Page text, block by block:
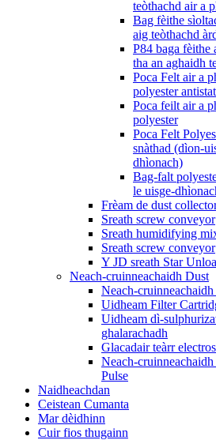
teòthachd air a
Bag fèithe
aig teòthachd
P84 baga fèithe
tha an aghaidh
Poca Felt air a
polyester
Poca feilt air a
polyester
Poca Felt
snàthad (dìon-
dhìonach)
Bag-falt
le uisge-
Frèam de dust
Sreath screw conveyor
Sreath humidifying
Sreath screw conveyor
Y JD sreath Star
Neach-cruinneachaidh Dust
Neach-
Uidheam Filter
Uidheam dì-
ghalarachadh
Glacadair teàrr
Neach-
Pulse
Naidheachdan
Ceistean Cumanta
Mar dèidhinn
Cuir fios thugainn